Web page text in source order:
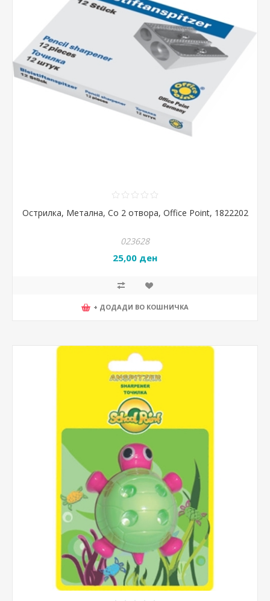
Острилка, Метална, Со 2 отвора, Office Point, 1822202
023628
25,00 ден
+ ДОДАДИ ВО КОШНИЧКА